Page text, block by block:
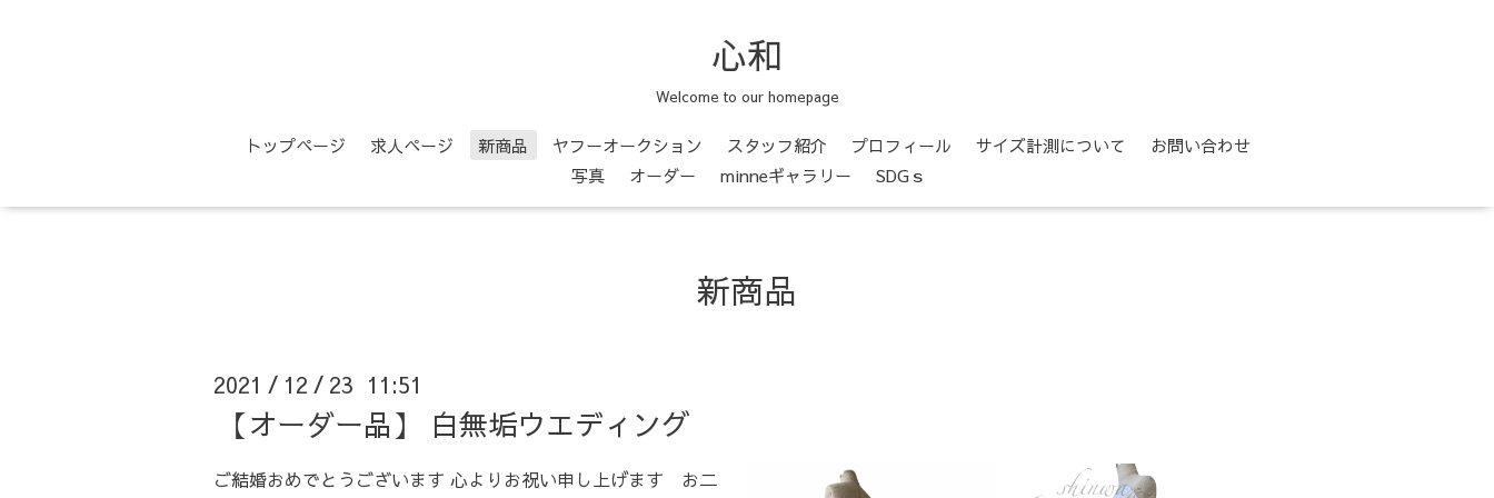
心和
Welcome to our homepage
トップページ 求人ページ 新商品 ヤフーオークション スタッフ紹介 プロフィール サイズ計測について
お問い合わせ
写真
オーダー minneギャラリー SDGｓ
新商品
2021 / 12 / 23 11:51
【オーダー品】 白無垢ウエディング
ご結婚おめでとうございます 心よりお祝い申し上げます お二